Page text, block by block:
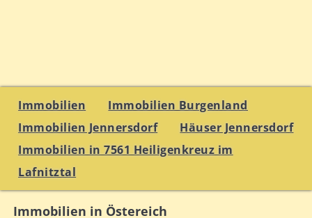
Immobilien
Immobilien Burgenland
Immobilien Jennersdorf
Häuser Jennersdorf
Immobilien in 7561 Heiligenkreuz im
Lafnitztal
Immobilien in Östereich